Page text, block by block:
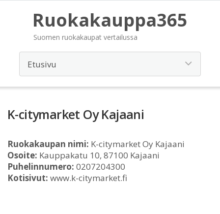
Ruokakauppa365
Suomen ruokakaupat vertailussa
K-citymarket Oy Kajaani
Ruokakaupan nimi: K-citymarket Oy Kajaani
Osoite: Kauppakatu 10, 87100 Kajaani
Puhelinnumero: 0207204300
Kotisivut: www.k-citymarket.fi